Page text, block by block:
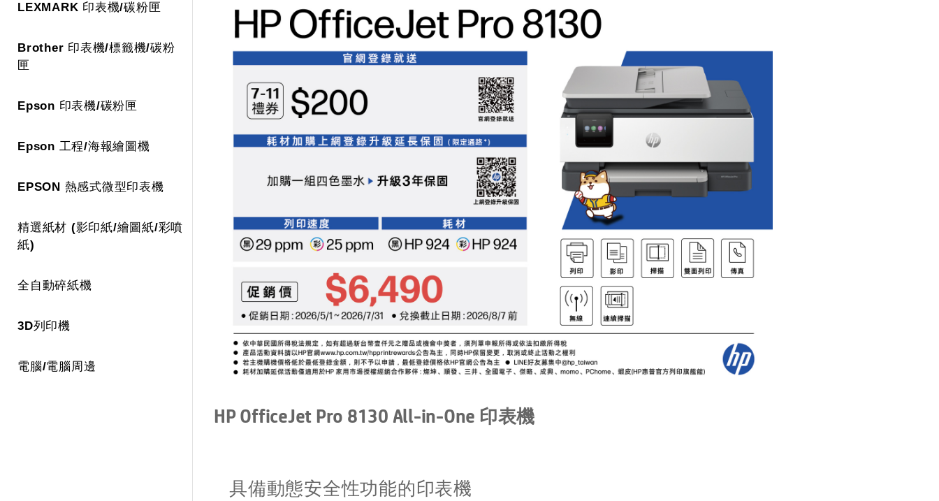
LEXMARK 印表機/碳粉匣
Brother 印表機/標籤機/碳粉
匣
Epson 印表機/碳粉匣
Epson 工程/海報繪圖機
EPSON 熱感式微型印表機
精選紙材 (影印紙/繪圖紙/彩噴
紙)
全自動碎紙機
3D列印機
電腦/電腦周邊
HP OfficeJet Pro 8130 All-in-One 印表機
具備動態安全性功能的印表機